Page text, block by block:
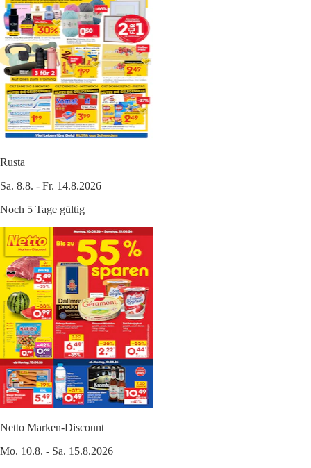
Rusta
Sa. 8.8. - Fr. 14.8.2026
Noch 5 Tage gültig
Netto Marken-Discount
Mo. 10.8. - Sa. 15.8.2026